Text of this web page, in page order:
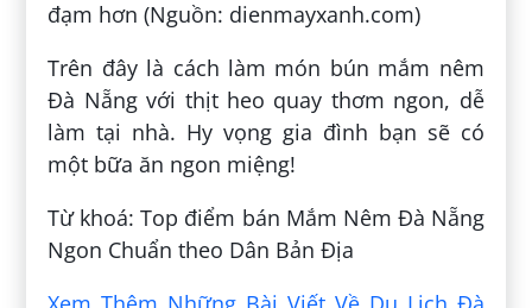
đạm hơn (Nguồn: dienmayxanh.com)
Trên đây là cách làm món bún mắm nêm
Đà Nẵng với thịt heo quay thơm ngon, dễ
làm tại nhà. Hy vọng gia đình bạn sẽ có
một bữa ăn ngon miệng!
Từ khoá: Top điểm bán Mắm Nêm Đà Nẵng
Ngon Chuẩn theo Dân Bản Địa